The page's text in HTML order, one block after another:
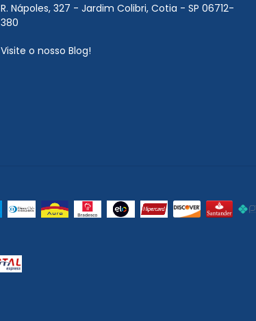
R. Nápoles, 327 - Jardim Colibri, Cotia - SP 06712-
380
Visite o nosso Blog!